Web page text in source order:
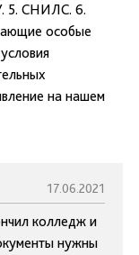
5. СНИЛС. 6.
особые
на нашем
17.06.2021
колледж и
нужны